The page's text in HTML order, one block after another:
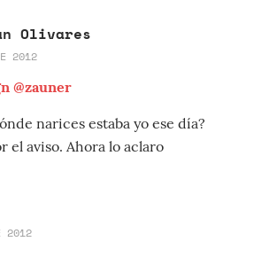
Olivares
2012
@zauner
narices estaba yo ese día?
el aviso. Ahora lo aclaro
2012